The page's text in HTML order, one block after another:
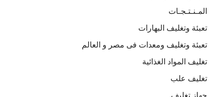
المـنـتـجـات
تعبئة وتغليف البهارات
تعبئة وتغليف ومعدات فى مصر و العالم
تغليف المواد الغذائية
تغليف علب